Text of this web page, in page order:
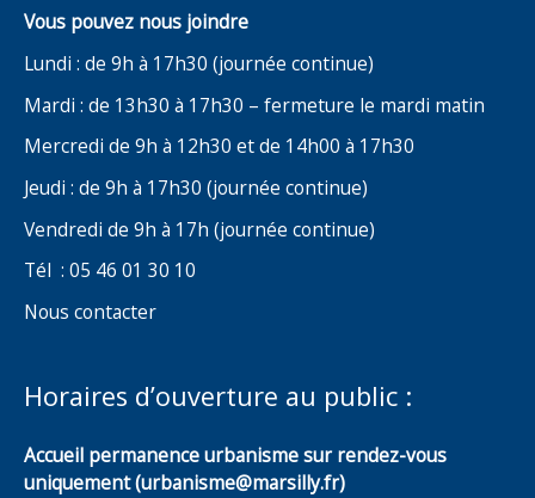
Vous pouvez nous joindre
Lundi : de 9h à 17h30 (journée continue)
Mardi : de 13h30 à 17h30 – fermeture le mardi matin
Mercredi de 9h à 12h30 et de 14h00 à 17h30
Jeudi : de 9h à 17h30 (journée continue)
Vendredi de 9h à 17h (journée continue)
Tél : 05 46 01 30 10
Nous contacter
Horaires d’ouverture au public :
Accueil permanence urbanisme sur rendez-vous
uniquement (urbanisme@marsilly.fr)